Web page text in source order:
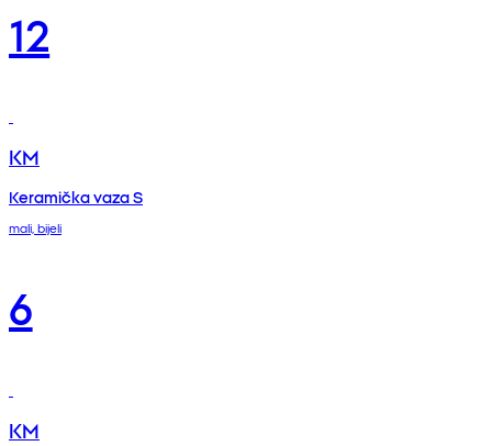
12
KM
Keramička vaza S
mali, bijeli
6
KM